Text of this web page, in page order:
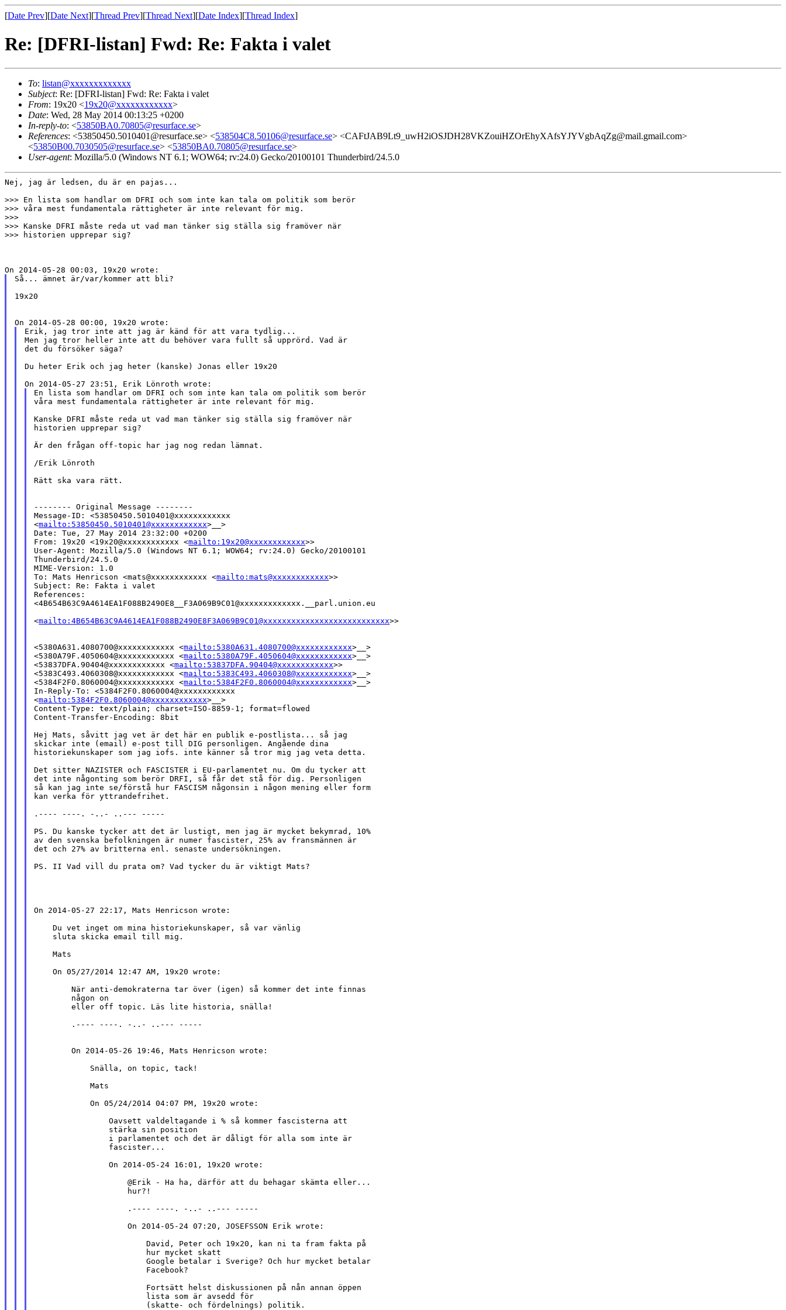
[Date Prev][Date Next][Thread Prev][Thread Next][Date Index][Thread Index]
Re: [DFRI-listan] Fwd: Re: Fakta i valet
To: listan@xxxxxxxxxxxxx
Subject: Re: [DFRI-listan] Fwd: Re: Fakta i valet
From: 19x20 <19x20@xxxxxxxxxxxx>
Date: Wed, 28 May 2014 00:13:25 +0200
In-reply-to: <53850BA0.70805@resurface.se>
References: <53850450.5010401@resurface.se> <538504C8.50106@resurface.se> <CAFtJAB9Lt9_uwH2iOSJDH28VKZouiHZOrEhyXAfsYJYVgbAqZg@mail.gmail.com>
<53850B00.7030505@resurface.se> <53850BA0.70805@resurface.se>
User-agent: Mozilla/5.0 (Windows NT 6.1; WOW64; rv:24.0) Gecko/20100101 Thunderbird/24.5.0
Nej, jag är ledsen, du är en pajas...
>>> En lista som handlar om DFRI och som inte kan tala om politik som berör
>>> våra mest fundamentala rättigheter är inte relevant för mig.
>>>
>>> Kanske DFRI måste reda ut vad man tänker sig ställa sig framöver när
>>> historien upprepar sig?
Så... ämnet är/var/kommer att bli?
19x20
Erik, jag tror inte att jag är känd för att vara tydlig...
Men jag tror heller inte att du behöver vara fullt så upprörd. Vad är
det du försöker säga?
Du heter Erik och jag heter (kanske) Jonas eller 19x20
En lista som handlar om DFRI och som inte kan tala om politik som berör
våra mest fundamentala rättigheter är inte relevant för mig.
Kanske DFRI måste reda ut vad man tänker sig ställa sig framöver när
historien upprepar sig?
Är den frågan off-topic har jag nog redan lämnat.
/Erik Lönroth
Rätt ska vara rätt.
-------- Original Message --------
Message-ID: <53850450.5010401@xxxxxxxxxxxx
<mailto:53850450.5010401@xxxxxxxxxxxx>__>
Date: Tue, 27 May 2014 23:32:00 +0200
From: 19x20 <19x20@xxxxxxxxxxxx <mailto:19x20@xxxxxxxxxxxx>>
User-Agent: Mozilla/5.0 (Windows NT 6.1; WOW64; rv:24.0) Gecko/20100101
Thunderbird/24.5.0
MIME-Version: 1.0
To: Mats Henricson <mats@xxxxxxxxxxxx <mailto:mats@xxxxxxxxxxxx>>
Subject: Re: Fakta i valet
References:
<4B654B63C9A4614EA1F088B2490E8__F3A069B9C01@xxxxxxxxxxxxx.__parl.union.eu
<mailto:4B654B63C9A4614EA1F088B2490E8F3A069B9C01@xxxxxxxxxxxxxxxxxxxxxxxxxxx>>
<5380A631.4080700@xxxxxxxxxxxx <mailto:5380A631.4080700@xxxxxxxxxxxx>__>
<5380A79F.4050604@xxxxxxxxxxxx <mailto:5380A79F.4050604@xxxxxxxxxxxx>__>
<53837DFA.90404@xxxxxxxxxxxx <mailto:53837DFA.90404@xxxxxxxxxxxx>>
<5383C493.4060308@xxxxxxxxxxxx <mailto:5383C493.4060308@xxxxxxxxxxxx>__>
<5384F2F0.8060004@xxxxxxxxxxxx <mailto:5384F2F0.8060004@xxxxxxxxxxxx>__>
In-Reply-To: <5384F2F0.8060004@xxxxxxxxxxxx
<mailto:5384F2F0.8060004@xxxxxxxxxxxx>__>
Content-Type: text/plain; charset=ISO-8859-1; format=flowed
Content-Transfer-Encoding: 8bit
Hej Mats, såvitt jag vet är det här en publik e-postlista... så jag
skickar inte (email) e-post till DIG personligen. Angående dina
historiekunskaper som jag iofs. inte känner så tror mig jag veta detta.
Det sitter NAZISTER och FASCISTER i EU-parlamentet nu. Om du tycker att
det inte någonting som berör DRFI, så får det stå för dig. Personligen
så kan jag inte se/förstå hur FASCISM någonsin i någon mening eller form
kan verka för yttrandefrihet.
.---- ----. -..- ..--- -----
PS. Du kanske tycker att det är lustigt, men jag är mycket bekymrad, 10%
av den svenska befolkningen är numer fascister, 25% av fransmännen är
det och 27% av britterna enl. senaste undersökningen.
PS. II Vad vill du prata om? Vad tycker du är viktigt Mats?
On 2014-05-27 22:17, Mats Henricson wrote:
    Du vet inget om mina historiekunskaper, så var vänlig
    sluta skicka email till mig.
    Mats
    On 05/27/2014 12:47 AM, 19x20 wrote:
        När anti-demokraterna tar över (igen) så kommer det inte finnas
        någon on
        eller off topic. Läs lite historia, snälla!
        .---- ----. -..- ..--- -----
        On 2014-05-26 19:46, Mats Henricson wrote:
            Snälla, on topic, tack!
            Mats
            On 05/24/2014 04:07 PM, 19x20 wrote:
                Oavsett valdeltagande i % så kommer fascisterna att
                stärka sin position
                i parlamentet och det är dåligt för alla som inte är
                fascister...
                On 2014-05-24 16:01, 19x20 wrote:
                    @Erik - Ha ha, därför att du behagar skämta eller...
                    hur?!
                    .---- ----. -..- ..--- -----
                    On 2014-05-24 07:20, JOSEFSSON Erik wrote:
                        David, Peter och 19x20, kan ni ta fram fakta på
                        hur mycket skatt
                        Google betalar i Sverige? Och hur mycket betalar
                        Facebook?
                        Fortsätt helst diskussionen på nån annan öppen
                        lista som är avsedd för
                        (skatte- och fördelnings) politik.